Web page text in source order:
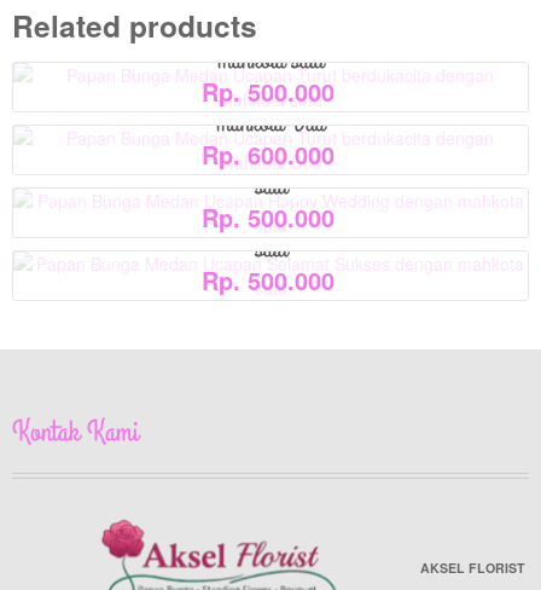
Related products
Papan Bunga Medan Ucapan Turut berdukacita dengan
mahkota satu
Rp. 500.000
Papan Bunga Medan Ucapan Turut berdukacita dengan
mahkota Dua
Rp. 600.000
Papan Bunga Medan Ucapan Happy Wedding dengan mahkota
satu
Rp. 500.000
Papan Bunga Medan Ucapan Selamat Sukses dengan mahkota
satu
Rp. 500.000
Kontak Kami
AKSEL FLORIST